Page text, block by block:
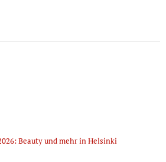
Beauty und mehr in Helsinki